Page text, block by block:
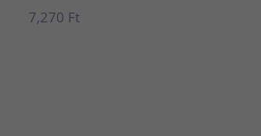
7,270 Ft